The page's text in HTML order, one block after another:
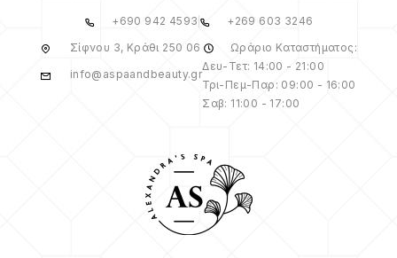
+690 942 4593
+269 603 3246
Σίφνου 3, Κράθι 250 06
info@aspaandbeauty.gr
Ωράριο Καταστήματος:
Δευ-Τετ: 14:00 - 21:00
Τρι-Πεμ-Παρ: 09:00 - 16:00
Σαβ: 11:00 - 17:00